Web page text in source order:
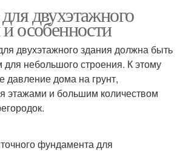
двухэтажного
особенности
двухэтажного здания должна быть
для небольшого строения. К этому
давление дома на грунт,
этажами и большим количеством
фундамента для